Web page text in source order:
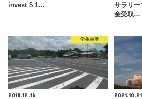
invest $ 1…
サラリ
金受取…
学生生活
2018.12.16
2021.10.21